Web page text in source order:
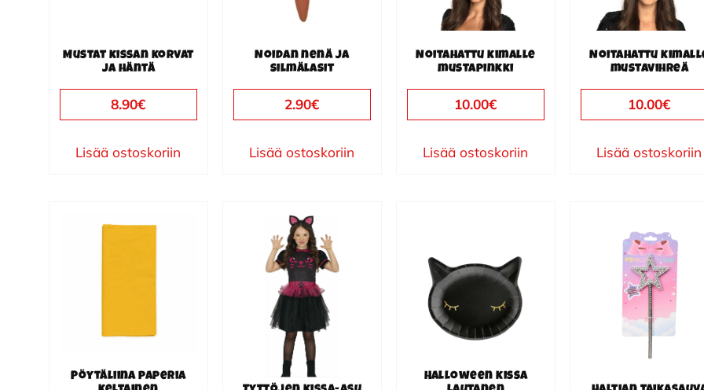
Mustat kissan korvat
ja häntä
8.90€
Lisää ostoskoriin
Noidan nenä ja
silmälasit
2.90€
Lisää ostoskoriin
Noitahattu kimalle
mustapinkki
10.00€
Lisää ostoskoriin
Noitahattu
mustavihreä
10.00€
Lisää ostoskoriin
Pöytäliina paperia
tuotteella
useampi
muunnelma.
valinnat
Halloween kissa